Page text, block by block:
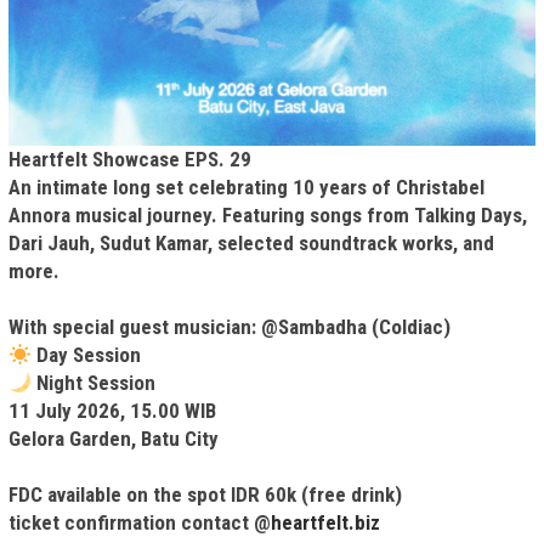
Heartfelt Showcase EPS. 29
An intimate long set celebrating 10 years of Christabel
Annora musical journey. Featuring songs from Talking Days,
Dari Jauh, Sudut Kamar, selected soundtrack works, and
more.
With special guest musician: @Sambadha (Coldiac)
Day Session
Night Session
11 July 2026, 15.00 WIB
Gelora Garden, Batu City
FDC available on the spot IDR 60k (free drink)
ticket confirmation contact @heartfelt.biz